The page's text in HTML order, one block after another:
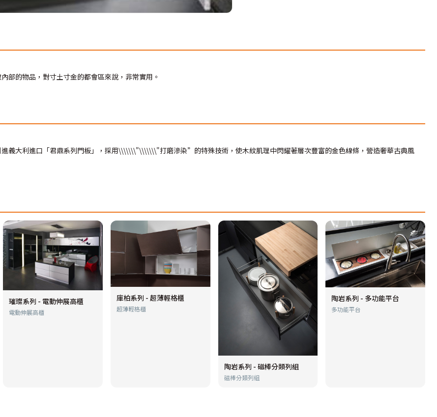
部的物品，對寸土寸金的都會區來說，非常實用。
義大利進口「君鼎系列門板」，採用\\\\\\\"\\\\\\\"打磨滲染”的特殊技術，使木紋肌理中閃耀著層次豐富的金色線條，營造奢華古典風
璀璨系列 - 電動伸展高櫃
電動伸展高櫃
庫柏系列 - 超薄輕格櫃
超薄輕格櫃
陶岩系列 - 磁棒分類列組
磁棒分類列組
陶岩系列 - 多功能平台
多功能平台